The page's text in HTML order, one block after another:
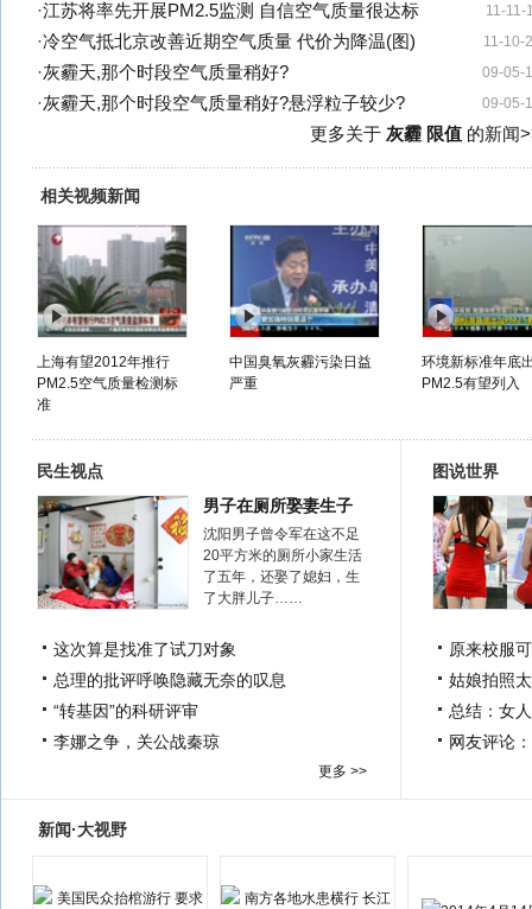
11-11-
·江苏将率先开展PM2.5监测 自信空气质量很达标
11-10-
·冷空气抵北京改善近期空气质量 代价为降温(图)
09-05-
·灰霾天,那个时段空气质量稍好?
09-05-
·灰霾天,那个时段空气质量稍好?悬浮粒子较少?
更多关于 灰霾 限值的新闻
相关视频新闻
上海有望2012年推行
PM2.5空气质量检测标
准
中国臭氧灰霾污染日益
严重
环境新标准年底
PM2.5有望列入
民生视点
男子在厕所娶妻生子
沈阳男子曾令军在这不足
20平方米的厕所小家生活
了五年，还娶了媳妇，生
了大胖儿子……
这次算是找准了试刀对象
总理的批评呼唤隐藏无奈的叹息
“转基因”的科研评审
李娜之争，关公战秦琼
更多 >>
图说世界
原来校服
姑娘拍照
总结：女
网友评论
新闻·大视野